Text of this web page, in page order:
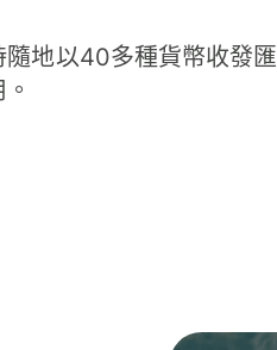
地以40多種貨幣收發匯